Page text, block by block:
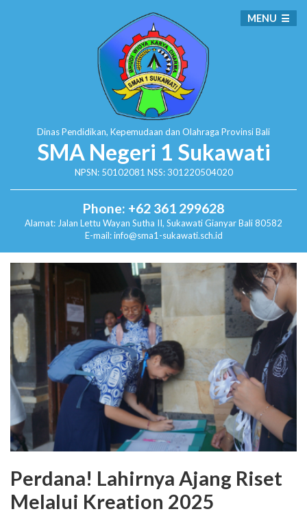
Dinas Pendidikan, Kepemudaan dan Olahraga Provinsi Bali
SMA Negeri 1 Sukawati
NPSN: 50102081 NSS: 301220504020
Phone: +62 361 299628
Alamat: Jalan Lettu Wayan Sutha II, SukawatiGianyar Bali 80582
E-mail: info@sma1-sukawati.sch.id
MENU
Perdana! Lahirnya Ajang Riset
Melalui Kreation 2025